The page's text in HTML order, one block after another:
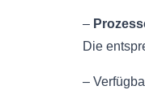
–
Die
–